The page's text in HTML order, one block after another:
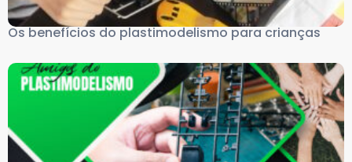
Os benefícios do plastimodelismo para crianças